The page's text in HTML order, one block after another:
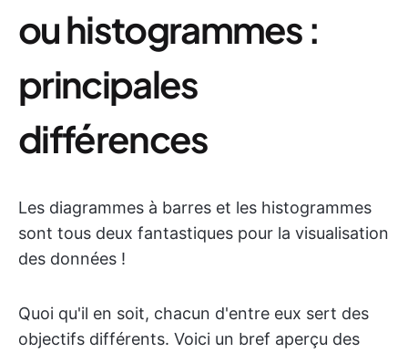
ou histogrammes :
principales
différences
Les diagrammes à barres et les histogrammes
sont tous deux fantastiques pour la visualisation
des données !
Quoi qu'il en soit, chacun d'entre eux sert des
objectifs différents. Voici un bref aperçu des